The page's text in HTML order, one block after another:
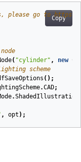
Copy
go to https://
( "cylinder" , new
scheme
();
.CAD;
.ShadedIllustration
, opt );